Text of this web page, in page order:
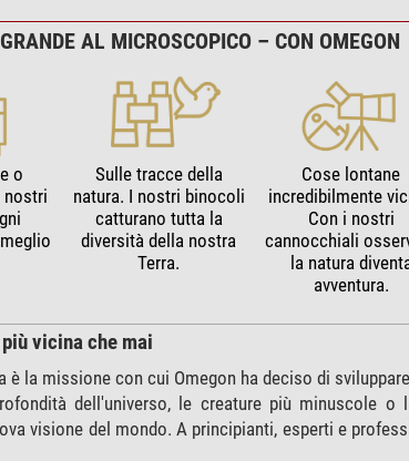
AL MICROSCOPICO – CON OMEGON
o
nostri
Sulle tracce della
natura. I nostri binocoli
catturano tutta la
diversità della nostra
Terra.
Cose lontane
incredibilmente
Con i nostri
cannocchiali
la natura
avventura.
vicina che mai
è la missione con cui Omegon ha deciso di
dell'universo, le creature più minuscole
visione del mondo. A principianti, esperti e